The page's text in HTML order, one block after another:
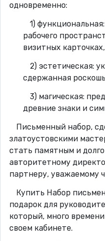
одновременно:
1)
рабочего
визитных
2) эстетическая:
сдержанная
3) магическая:
древние знаки и
Письменный набор,
златоустовскими
стать памятным и
авторитетному
партнеру, уважаемому
Купить Набор
подарок для
который, много
своем кабинете.